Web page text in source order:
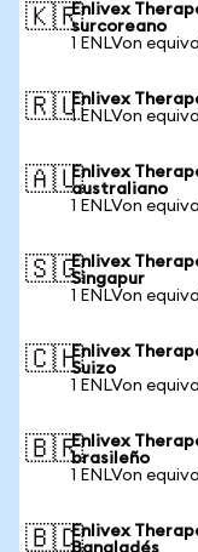
🇰🇷Enlivex
surcoreano
1 ENLVon
🇷🇺Enlivex
1 ENLVon
🇦🇺Enlivex
australiano
1 ENLVon
🇸🇬Enlivex
Singapur
1 ENLVon
🇨🇭Enlivex
Suizo
1 ENLVon
🇧🇷Enlivex
brasileño
1 ENLVon
🇧🇩Enlivex
Bangladés